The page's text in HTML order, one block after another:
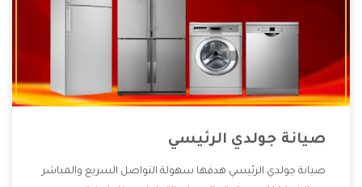
صيانة جولدي الرئيسي
صيانة جولدي الرئيسي هدفها سهولة التواصل السريع والمباشر